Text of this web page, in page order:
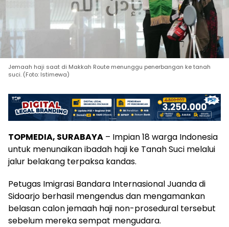
Jemaah haji saat di Makkah Route menunggu penerbangan ke tanah
suci. (Foto: Istimewa)
TOPMEDIA, SURABAYA – Impian 18 warga Indonesia
untuk menunaikan ibadah haji ke Tanah Suci melalui
jalur belakang terpaksa kandas.
Petugas Imigrasi Bandara Internasional Juanda di
Sidoarjo berhasil mengendus dan mengamankan
belasan calon jemaah haji non-prosedural tersebut
sebelum mereka sempat mengudara.